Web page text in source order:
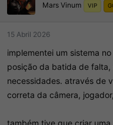
e
s
Mars Vinum VIP
15 Abril 2026
implementei um sistema
posição da batida de
necessidades. através de
correta da câmera,
também tive que criar